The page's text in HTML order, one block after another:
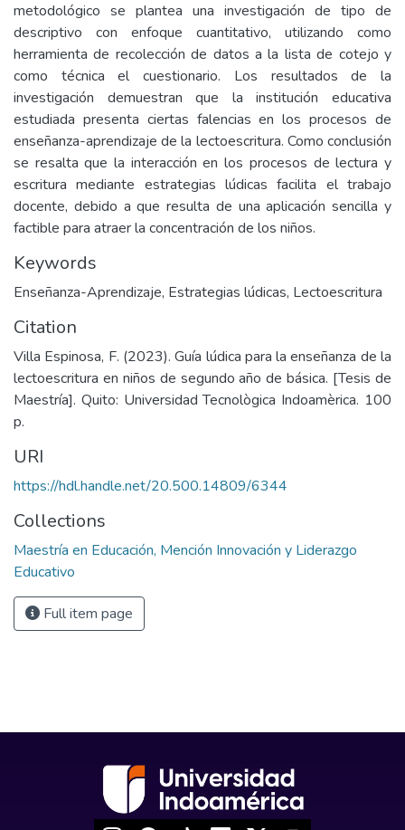
metodológico se plantea una investigación de tipo de
descriptivo con enfoque cuantitativo, utilizando como
herramienta de recolección de datos a la lista de cotejo y
como técnica el cuestionario. Los resultados de la
investigación demuestran que la institución educativa
estudiada presenta ciertas falencias en los procesos de
enseñanza-aprendizaje de la lectoescritura. Como conclusión
se resalta que la interacción en los procesos de lectura y
escritura mediante estrategias lúdicas facilita el trabajo
docente, debido a que resulta de una aplicación sencilla y
factible para atraer la concentración de los niños.
Keywords
Enseñanza-Aprendizaje, Estrategias lúdicas, Lectoescritura
Citation
Villa Espinosa, F. (2023). Guía lúdica para la enseñanza de la
lectoescritura en niños de segundo año de básica. [Tesis de
Maestría]. Quito: Universidad Tecnològica Indoamèrica. 100
p.
URI
https://hdl.handle.net/20.500.14809/6344
Collections
Maestría en Educación, Mención Innovación y Liderazgo
Educativo
Full item page